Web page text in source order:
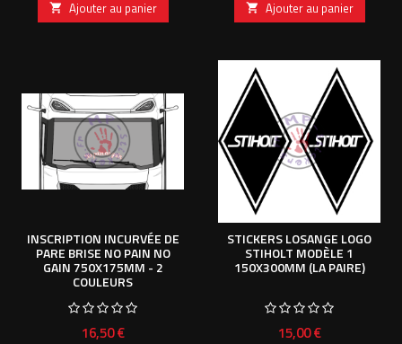
 Ajouter au panier  Ajouter au panier
INSCRIPTION INCURVÉE DE
PARE BRISE NO PAIN NO
GAIN 750X175MM - 2
COULEURS
Prix
16,50 €
STICKERS LOSANGE LOGO
STIHOLT MODÈLE 1
150X300MM (LA PAIRE)
Prix
15,00 €